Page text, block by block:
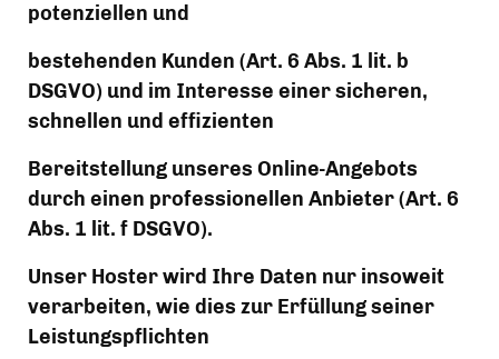
potenziellen und
bestehenden Kunden (Art. 6 Abs. 1 lit. b
DSGVO) und im Interesse einer sicheren,
schnellen und effizienten
Bereitstellung unseres Online-Angebots
durch einen professionellen Anbieter (Art. 6
Abs. 1 lit. f DSGVO).
Unser Hoster wird Ihre Daten nur insoweit
verarbeiten, wie dies zur Erfüllung seiner
Leistungspflichten